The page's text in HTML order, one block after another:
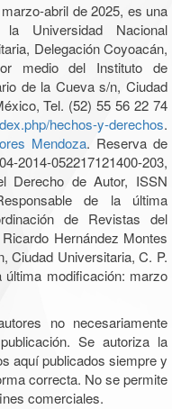
abril de 2025, es una
Universidad Nacional
Delegación Coyoacán,
medio del Instituto de
de la Cueva s/n, Ciudad
Tel. (52) 55 56 22 74
hechos-y-derechos.
Mendoza. Reserva de
052217121400-203,
Derecho de Autor, ISSN
de la última
de Revistas del
Hernández Montes
Ciudad Universitaria, C. P.
modificación: marzo
no necesariamente
Se autoriza la
aquí publicados siempre y
correcta. No se permite
comerciales.